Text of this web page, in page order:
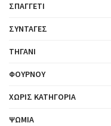
ΣΠΑΓΓΈΤΙ
ΣΥΝΤΑΓΈΣ
ΤΗΓΆΝΙ
ΦΟΎΡΝΟΥ
ΧΩΡΊΣ ΚΑΤΗΓΟΡΊΑ
ΨΩΜΙΆ